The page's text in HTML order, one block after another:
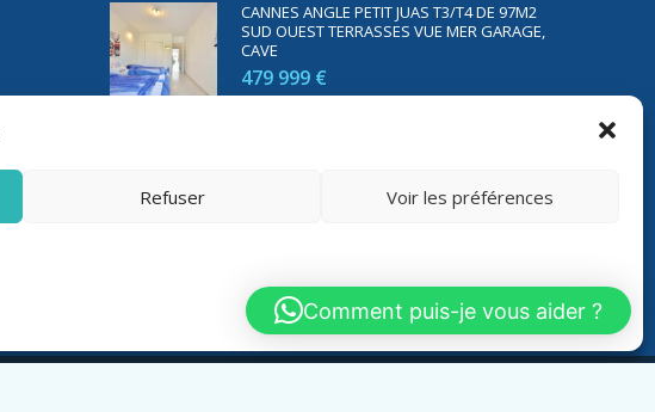
Refuser Voir les préférences
CANNES ANGLE PETIT JUAS T3/T4 DE 97M2
SUD OUEST TERRASSES VUE MER GARAGE,
CAVE
479 999 €
Comment puis-je vous aider ?